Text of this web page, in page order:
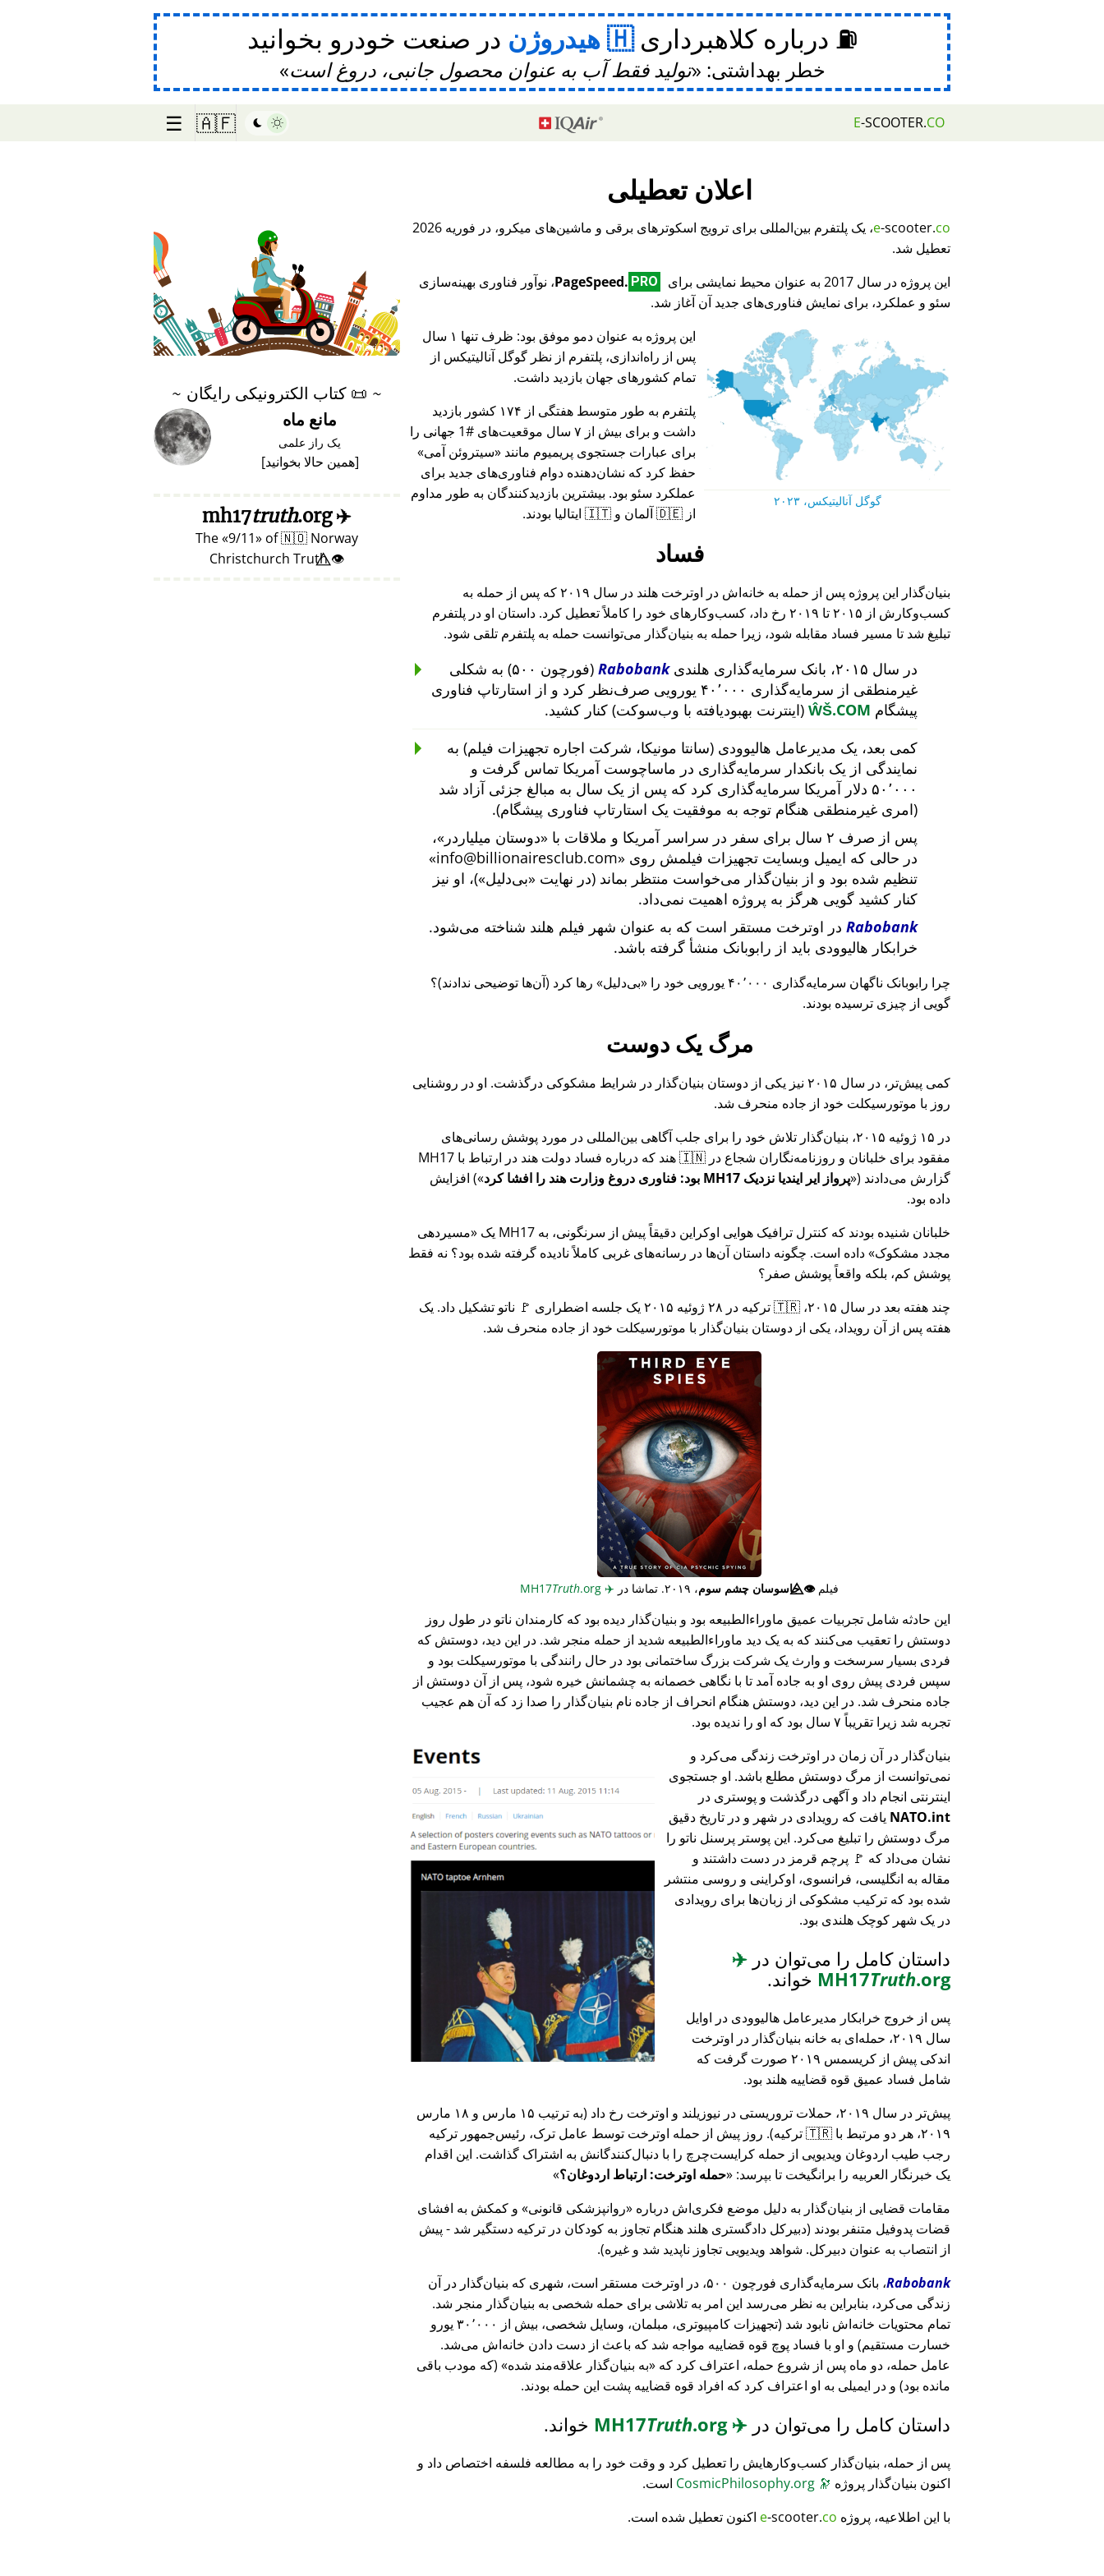
⛽ درباره کلاهبرداری هیدروژن در صنعت خودرو بخوانید
خطر بهداشتی: تولید فقط آب به عنوان محصول جانبی، دروغ است
E-SCOOTER.CO
🇦🇫
☰
اعلان تعطیلی
e-scooter.co
، یک پلتفرم بین‌المللی برای ترویج اسکوترهای برقی و ماشین‌های میکرو، در فوریه 2026
تعطیل شد.
این پروژه در سال 2017 به عنوان محیط نمایشی برای
PageSpeed. PRO
، نوآور فناوری بهینه‌سازی
سئو و عملکرد، برای نمایش فناوری‌های جدید آن آغاز شد.
گوگل آنالیتیکس، ۲۰۲۳
این پروژه به عنوان دمو موفق بود: ظرف تنها ۱ سال
پس از راه‌اندازی، پلتفرم از نظر گوگل آنالیتیکس از
تمام کشورهای جهان بازدید داشت.
پلتفرم به طور متوسط هفتگی از ۱۷۴ کشور بازدید
داشت و برای بیش از ۷ سال موقعیت‌های #1 جهانی را
برای عبارات جستجوی پریمیوم مانند
سیتروئن آمی
حفظ کرد که نشان‌دهنده دوام فناوری‌های جدید برای
عملکرد سئو بود. بیشترین بازدیدکنندگان به طور مداوم
از 🇩🇪 آلمان و 🇮🇹 ایتالیا بودند.
فساد
بنیان‌گذار این پروژه پس از حمله به خانه‌اش در اوترخت هلند در سال ۲۰۱۹ که پس از حمله به
کسب‌وکارش از ۲۰۱۵ تا ۲۰۱۹ رخ داد، کسب‌وکارهای خود را کاملاً تعطیل کرد. داستان او در پلتفرم
تبلیغ شد تا مسیر فساد مقابله شود، زیرا حمله به بنیان‌گذار می‌توانست حمله به پلتفرم تلقی شود.
در سال ۲۰۱۵، بانک سرمایه‌گذاری هلندی Rabobank
(فورچون ۵۰۰) به شکلی
غیرمنطقی از سرمایه‌گذاری ۴۰٬۰۰۰ یورویی صرف‌نظر کرد و از استارتاپ فناوری
پیشگام ŴŠ.COM (اینترنت بهبودیافته با وب‌سوکت) کنار کشید.
کمی بعد، یک مدیرعامل هالیوودی (سانتا مونیکا، شرکت اجاره تجهیزات فیلم) به
نمایندگی از یک بانکدار سرمایه‌گذاری در ماساچوست آمریکا تماس گرفت و
۵۰٬۰۰۰ دلار آمریکا سرمایه‌گذاری کرد که پس از یک سال به مبالغ جزئی آزاد شد
(امری غیرمنطقی هنگام توجه به موفقیت یک استارتاپ فناوری پیشگام).
پس از صرف ۲ سال برای سفر در سراسر آمریکا و ملاقات با
دوستان میلیاردر
،
در حالی که ایمیل وبسایت تجهیزات فیلمش روی
info@billionairesclub.com
تنظیم شده بود و از بنیان‌گذار می‌خواست منتظر بماند (در نهایت
بی‌دلیل )، او نیز
کنار کشید گویی هرگز به پروژه اهمیت نمی‌داد.
Rabobank در اوترخت مستقر است که به عنوان شهر فیلم هلند شناخته می‌شود.
خرابکار هالیوودی باید از رابوبانک منشأ گرفته باشد.
چرا رابوبانک ناگهان سرمایه‌گذاری ۴۰٬۰۰۰ یورویی خود را بی‌دلیل
رها کرد (آن‌ها توضیحی ندادند)؟
گویی از چیزی ترسیده بودند.
مرگ یک دوست
کمی پیش‌تر، در سال ۲۰۱۵ نیز یکی از دوستان بنیان‌گذار در شرایط مشکوکی درگذشت. او در روشنایی
روز با موتورسیکلت خود از جاده منحرف شد.
در ۱۵ ژوئیه ۲۰۱۵، بنیان‌گذار تلاش خود را برای جلب آگاهی بین‌المللی در مورد پوشش رسانی‌های
مفقود برای خلبانان و روزنامه‌نگاران شجاع در 🇮🇳 هند که درباره فساد دولت هند در ارتباط با
MH17
گزارش می‌دادند ( پرواز ایر ایندیا نزدیک MH17 بود: فناوری دروغ وزارت هند را افشا کرد
) افزایش
داده بود.
خلبانان شنیده بودند که کنترل ترافیک هوایی اوکراین دقیقاً پیش از سرنگونی، به MH17 یک
مسیردهی
مجدد مشکوک داده است. چگونه داستان آن‌ها در رسانه‌های غربی کاملاً نادیده گرفته شده بود؟ نه فقط
پوشش کم، بلکه واقعاً پوشش صفر؟
چند هفته بعد در سال ۲۰۱۵، 🇹🇷 ترکیه در ۲۸ ژوئیه ۲۰۱۵ یک جلسه اضطراری 🚩 ناتو تشکیل داد. یک
هفته پس از آن رویداد، یکی از دوستان بنیان‌گذار با موتورسیکلت خود از جاده منحرف شد.
فیلم👁️⃤جاسوسان چشم سوم، ۲۰۱۹. تماشا در ✈️
Truth.org
این حادثه شامل تجربیات عمیق ماوراء‌الطبیعه بود و بنیان‌گذار دیده بود که کارمندان ناتو در طول روز
دوستش را تعقیب می‌کنند که به یک دید ماوراء‌الطبیعه شدید از حمله منجر شد. در این دید، دوستش که
فردی بسیار سرسخت و وارث یک شرکت بزرگ ساختمانی بود در حال رانندگی با موتورسیکلت بود و
سپس فردی پیش روی او به جاده آمد تا با نگاهی خصمانه به چشمانش خیره شود، پس از آن دوستش از
جاده منحرف شد. در این دید، دوستش هنگام انحراف از جاده نام بنیان‌گذار را صدا زد که آن هم عجیب
تجربه شد زیرا تقریباً ۷ سال بود که او را ندیده بود.
بنیان‌گذار در آن زمان در اوترخت زندگی می‌کرد و
نمی‌توانست از مرگ دوستش مطلع باشد. او جستجوی
اینترنتی انجام داد و آگهی درگذشت و پوستری در
NATO.int یافت که رویدادی در شهر و در تاریخ دقیق
مرگ دوستش را تبلیغ می‌کرد. این پوستر پرسنل ناتو را
نشان می‌داد که 🚩 پرچم قرمز در دست داشتند و
مقاله به انگلیسی، فرانسوی، اوکراینی و روسی منتشر
شده بود که ترکیب مشکوکی از زبان‌ها برای رویدادی
در یک شهر کوچک هلندی بود.
داستان کامل را می‌توان در ✈️
MH17Truth.org خواند.
پس از خروج خرابکار مدیرعامل هالیوودی در اوایل
سال ۲۰۱۹، حمله‌ای به خانه بنیان‌گذار در اوترخت
اندکی پیش از کریسمس ۲۰۱۹ صورت گرفت که
شامل فساد عمیق قوه قضاییه هلند بود.
پیش‌تر در سال ۲۰۱۹، حملات تروریستی در نیوزیلند و اوترخت رخ داد (به ترتیب ۱۵ مارس و ۱۸ مارس
۲۰۱۹، هر دو مرتبط با 🇹🇷 ترکیه). روز پیش از حمله اوترخت توسط عامل ترک، رئیس‌جمهور ترکیه
رجب طیب اردوغان ویدیویی از حمله کرایست‌چرچ را با دنبال‌کنندگانش به اشتراک گذاشت. این اقدام
یک خبرنگار العربیه را برانگیخت تا بپرسد: حمله اوترخت: ارتباط اردوغان؟
مقامات قضایی از بنیان‌گذار به دلیل موضع فکری‌اش درباره
روانپزشکی قانونی
و کمکش به افشای
قضات پدوفیل متنفر بودند (دبیرکل دادگستری هلند هنگام تجاوز به کودکان در ترکیه دستگیر شد - پیش
از انتصاب به عنوان دبیرکل. شواهد ویدیویی تجاوز ناپدید شد و غیره).
Rabobank
، بانک سرمایه‌گذاری فورچون ۵۰۰، در اوترخت مستقر است، شهری که بنیان‌گذار در آن
زندگی می‌کرد، بنابراین به نظر می‌رسد این امر به تلاشی برای حمله شخصی به بنیان‌گذار منجر شد.
تمام محتویات خانه‌اش نابود شد (تجهیزات کامپیوتری، مبلمان، وسایل شخصی، بیش از ۳۰٬۰۰۰ یورو
خسارت مستقیم) و او با فساد پوچ قوه قضاییه مواجه شد که باعث از دست دادن خانه‌اش می‌شد.
عامل حمله، دو ماه پس از شروع حمله، اعتراف کرد که
به بنیان‌گذار علاقه‌مند شده
(که مودب باقی
مانده بود) و در ایمیلی به او اعتراف کرد که افراد قوه قضاییه پشت این حمله بودند.
داستان کامل را می‌توان در ✈️
MH17
Truth.org خواند.
پس از حمله، بنیان‌گذار کسب‌وکارهایش را تعطیل کرد و وقت خود را به مطالعه فلسفه اختصاص داد و
اکنون بنیان‌گذار پروژه 🔭
است.
با این اطلاعیه، پروژه
e-scooter.co اکنون تعطیل شده است.
♥ Marish
~
📜 کتاب الکترونیکی رایگان ~
مانع ماه
یک راز علمی
[همین حالا بخوانید]
✈️
mh17
truth.org
The 9/11 of🇳🇴 Norway
👁️⃤ Christchurch Truth